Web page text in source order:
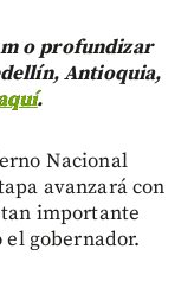
o profundizar
Antioquia,
.
Nacional
avanzará con
importante
el gobernador.